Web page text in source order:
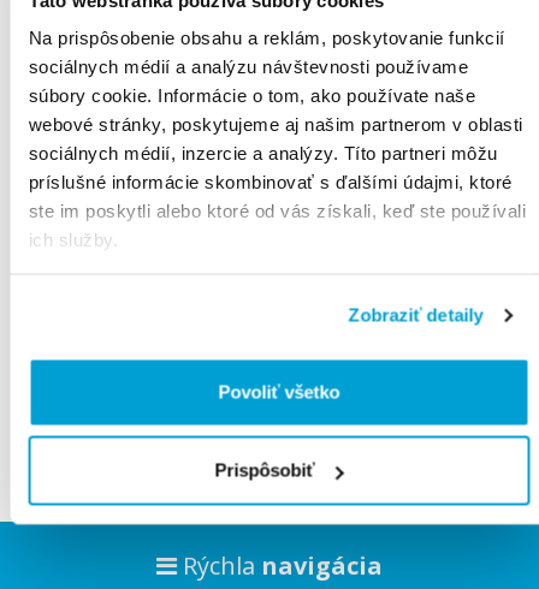
Na prispôsobenie obsahu a reklám, poskytovanie funkcií
sociálnych médií a analýzu návštevnosti používame
súbory cookie. Informácie o tom, ako používate naše
webové stránky, poskytujeme aj našim partnerom v oblasti
sociálnych médií, inzercie a analýzy. Títo partneri môžu
príslušné informácie skombinovať s ďalšími údajmi, ktoré
ste im poskytli alebo ktoré od vás získali, keď ste používali
ich služby.
Zobraziť detaily
Povoliť všetko
Prispôsobiť
Zrušiť filter Filtrovať
Všetky produkty
Vyhľadávam tovary.Čakajte prosím.
Rýchla navigácia